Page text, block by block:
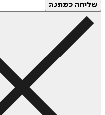
שליחה כמתנה